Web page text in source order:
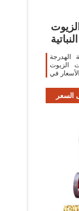
الهدرجة
الزيوت
في